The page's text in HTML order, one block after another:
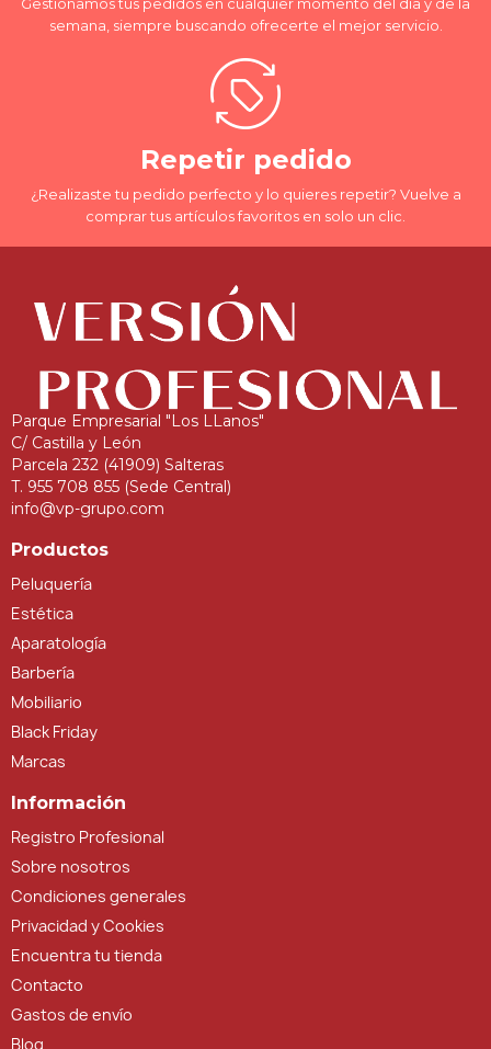
Gestionamos tus pedidos en cualquier momento del día y de la
semana, siempre buscando ofrecerte el mejor servicio.
Repetir pedido
¿Realizaste tu pedido perfecto y lo quieres repetir? Vuelve a
comprar tus artículos favoritos en solo un clic.
Parque Empresarial "Los LLanos"
C/ Castilla y León
Parcela 232 (41909) Salteras
T. 955 708 855 (Sede Central)
info@vp-grupo.com
Productos
Peluquería
Estética
Aparatología
Barbería
Mobiliario
Black Friday
Marcas
Información
Registro Profesional
Sobre nosotros
Condiciones generales
Privacidad y Cookies
Encuentra tu tienda
Contacto
Gastos de envío
Blog